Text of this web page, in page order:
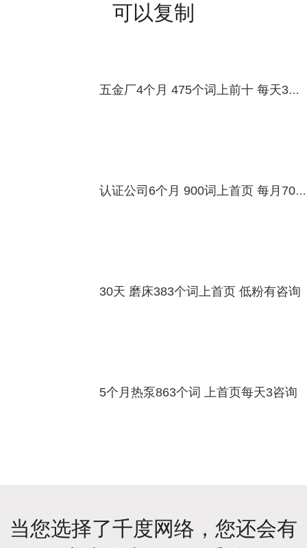
可以复制
五金厂4个月 475个词上前十 每天3个咨询
认证公司6个月 900词上首页 每月70咨询
30天 磨床383个词上首页 低粉有咨询
5个月热泵863个词 上首页每天3咨询
当您选择了千度网络，您还会有